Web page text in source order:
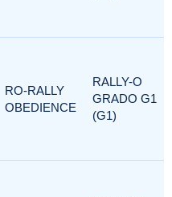
RO-RALLY
OBEDIENCE
RALLY-O
GRADO G1
(G1)